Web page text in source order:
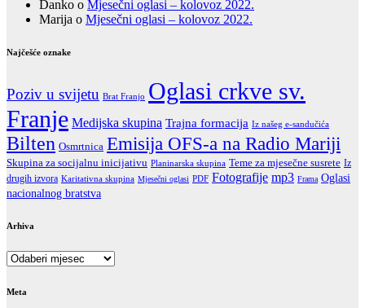
Danko o Mjesečni oglasi – kolovoz 2022.
Marija o Mjesečni oglasi – kolovoz 2022.
Najčešće oznake
Poziv u svijetu Brat Franjo Oglasi crkve sv.
Franje Medijska skupina Trajna formacija Iz našeg e-sandučića
Bilten Osmrtnica Emisija OFS-a na Radio Mariji
Skupina za socijalnu inicijativu Planinarska skupina Teme za mjesečne susrete Iz
drugih izvora Karitativna skupina Mjesečni oglasi PDF Fotografije mp3 Frama Oglasi
nacionalnog bratstva
Arhiva
Arhiva
Meta